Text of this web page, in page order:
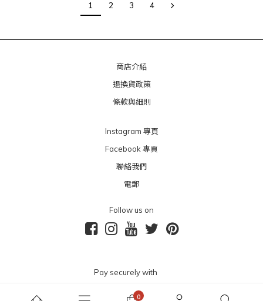
1 2 3 4
商店介紹
退換貨政策
條款與細則
Instagram 專頁
Facebook 專頁
聯絡我們
電郵
Follow us on
Pay securely with